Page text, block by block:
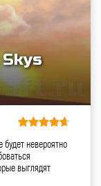
невероятно
выглядят